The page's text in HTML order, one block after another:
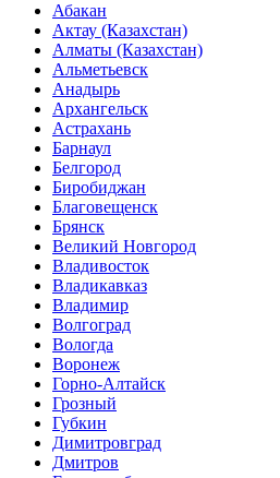
Абакан
Актау (Казахстан)
Алматы (Казахстан)
Альметьевск
Анадырь
Архангельск
Астрахань
Барнаул
Белгород
Биробиджан
Благовещенск
Брянск
Великий Новгород
Владивосток
Владикавказ
Владимир
Волгоград
Вологда
Воронеж
Горно-Алтайск
Грозный
Губкин
Димитровград
Дмитров